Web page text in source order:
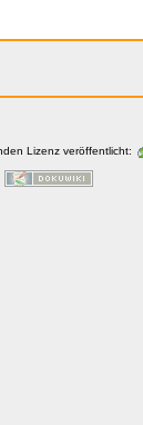
Lizenz veröffentlicht: